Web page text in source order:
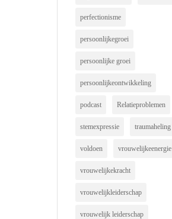
perfectionisme
persoonlijkegroei
persoonlijke groei
persoonlijkeontwikkeling
podcast Relatieproblemen
stemexpressie traumaheling
voldoen vrouwelijkeenergie
vrouwelijkekracht
vrouwelijkleiderschap
vrouwelijk leiderschap